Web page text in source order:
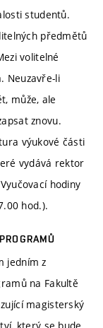
studentů.
předmětů
volitelné
Neuzavře-li
může, ale
znovu.
výukové části
vydává rektor
hodiny
hod.).
jedním z
na Fakultě
magisterský